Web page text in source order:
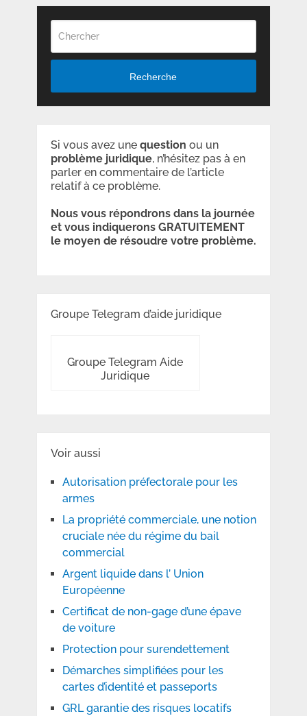
Recherche
Si vous avez une question ou un
problème juridique, n’hésitez pas à en
parler en commentaire de l’article
relatif à ce problème.
Nous vous répondrons dans la journée
et vous indiquerons GRATUITEMENT
le moyen de résoudre votre problème.
Groupe Telegram d’aide juridique
Groupe Telegram Aide
Juridique
Voir aussi
Autorisation préfectorale pour les
armes
La propriété commerciale, une notion
cruciale née du régime du bail
commercial
Argent liquide dans l’ Union
Européenne
Certificat de non-gage d’une épave
de voiture
Protection pour surendettement
Démarches simplifiées pour les
cartes d’identité et passeports
GRL garantie des risques locatifs